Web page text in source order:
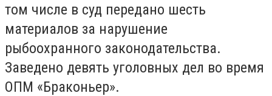
том числе в суд передано шесть
материалов за нарушение
рыбоохранного законодательства.
Заведено девять уголовных дел во время
ОПМ «Браконьер».